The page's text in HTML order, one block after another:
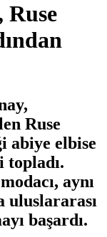
Ruse
Ruse
abiye elbise
topladı.
aynı
uluslararası
başardı.